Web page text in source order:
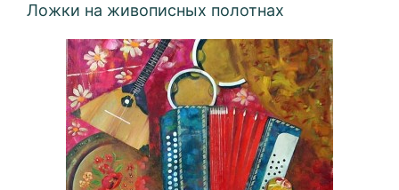
Ложки на живописных полотнах